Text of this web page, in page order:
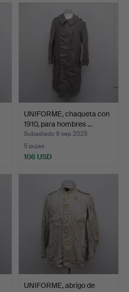
UNIFORME, chaqueta con
1910, para hombres …
Subastado 9 sep 2025
5 pujas
106 USD
UNIFORME, abrigo de